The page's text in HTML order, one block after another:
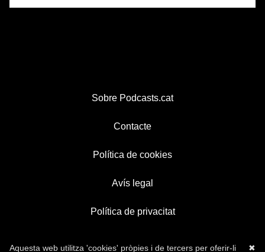
Sobre Podcasts.cat
Contacte
Política de cookies
Avís legal
Política de privacitat
✖
Aquesta web utilitza 'cookies' pròpies i de tercers per oferir-li